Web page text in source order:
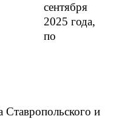
сентября
2025 года,
по
Ставропольского и